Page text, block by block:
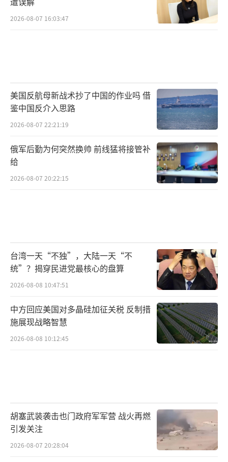
2026-08-07 16:03:47
美国反航母新战术抄了中国的作业吗 借
鉴中国反介入思路
2026-08-07 22:21:19
俄军后勤为何突然换帅 前线猛将接管补
给
2026-08-07 20:22:15
台湾一天“不独”，大陆一天“不
统”？揭穿民进党最核心的盘算
2026-08-08 10:47:51
中方回应美国对多晶硅加征关税 反制措
施展现战略智慧
2026-08-08 10:12:45
胡塞武装袭击也门政府军军营 战火再燃
引发关注
2026-08-07 20:28:04